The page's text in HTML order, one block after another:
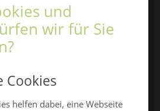
und
wir für Sie
Cookies
helfen dabei, eine Webseite